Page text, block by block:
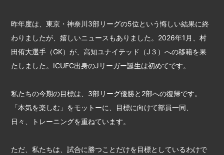
昨年度は、東京・神奈川3部リーグの5位という悔しい結果に終
わりましたが、嬉しいニュースもありました。2026年1月、村
田侑大選手（GK）が、高知ユナイテッド（J３）への移籍を果
たしました。ICUFC出身のJリーガー誕生は初めてです。
私たちの今期の目標は、3部リーグ優勝と2部への復帰です。
「本気を楽しむ」をモットーに、目標に向けて部員一同、
日々、トレーニングを重ねています。
ただ、私たちは、試合に勝つことだけを目標としているわけで